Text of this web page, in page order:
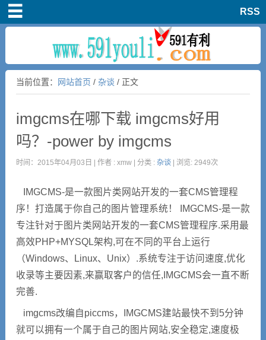
RSS
活动
杂谈
留言板
当前位置： 网站首页 / 杂谈 / 正文
imgcms在哪下载 imgcms好用
吗？-power by imgcms
时间：2015年04月03日 | 作者 : xmw | 分类 : 杂谈| 浏览: 2949次
IMGCMS-是一款图片类网站开发的一套CMS管理程
序！打造属于你自己的图片管理系统！ IMGCMS-是一款
专注针对于图片类网站开发的一套CMS管理程序.采用最
高效PHP+MYSQL架构,可在不同的平台上运行
（Windows、Linux、Unix）.系统专注于访问速度,优化
收录等主要因素,来赢取客户的信任,IMGCMS会一直不断
完善.
imgcms改编自piccms，IMGCMS建站最快不到5分钟
就可以拥有一个属于自己的图片网站,安全稳定,速度极